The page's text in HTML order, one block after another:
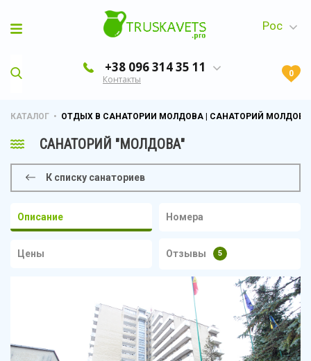
Рос
+38 096 314 35 11
+38 063 652 25 83
Контакты
0
КАТАЛОГ • ОТДЫХ В САНАТОРИИ МОЛДОВА | САНАТОРИЙ
САНАТОРИЙ "МОЛДОВА"
К списку санаториев
Описание Номера
Цены Отзывы 5